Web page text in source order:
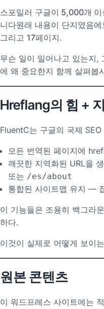
스포일러 구글이 5,000개 이
니다원래 내용이 단지였음
그리고 17페이지.
무슨 일이 일어나고 있는지,
에 왜 중요한지 함께 살펴봅
Hreflang의 힘 +
FluentC는 구글의 국제
모든 번역된 페이지에
깨끗한 지역화된 URL을
또는 /es/about
통합된 사이트맵 유지 —
이 기능들은 조용히 백그라
하다.
이것이 실제로 어떻게 보이
원본 콘텐츠
이 워드프레스 사이트에는